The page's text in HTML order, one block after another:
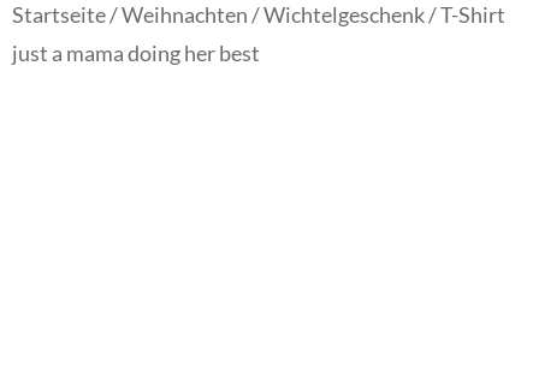
Startseite/Weihnachten/Wichtelgeschenk/ T-Shirt
just a mama doing her best